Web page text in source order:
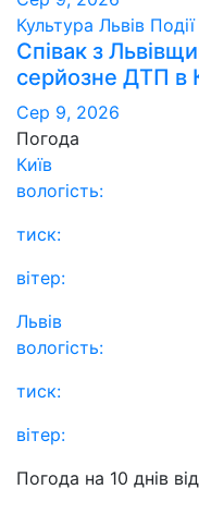
Культура Львів Події
Співак з
серйозне ДТП в
Сер 9, 2026
Погода
Київ
вологість:
тиск:
вітер:
Львів
вологість:
тиск:
вітер:
Погода на 10 днів від